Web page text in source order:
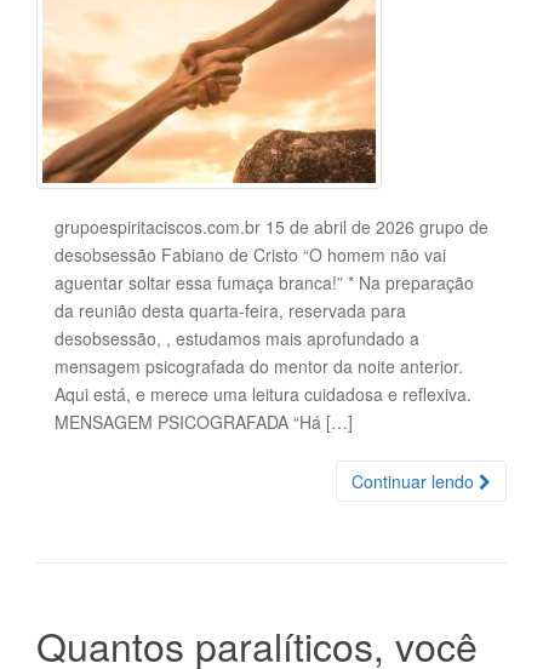
grupoespiritaciscos.com.br 15 de abril de 2026 grupo de
desobsessão Fabiano de Cristo “O homem não vai
aguentar soltar essa fumaça branca!” * Na preparação
da reunião desta quarta-feira, reservada para
desobsessão, , estudamos mais aprofundado a
mensagem psicografada do mentor da noite anterior.
Aqui está, e merece uma leitura cuidadosa e reflexiva.
MENSAGEM PSICOGRAFADA “Há […]
Continuar lendo
Quantos paralíticos, você